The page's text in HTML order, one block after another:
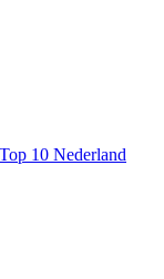
10 Nederland